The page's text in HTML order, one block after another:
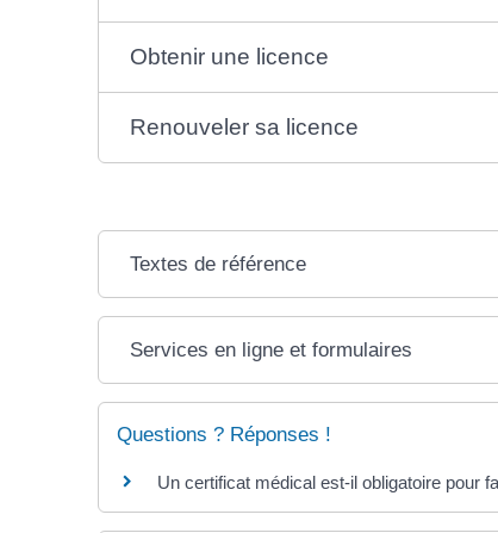
Obtenir une licence
Renouveler sa licence
Textes de référence
Services en ligne et formulaires
Questions ? Réponses !
Un certificat médical est-il obligatoire pour